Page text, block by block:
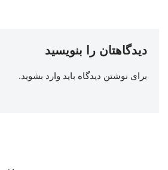
دیدگاهتان را بنویسید
برای نوشتن دیدگاه باید وارد بشوید.